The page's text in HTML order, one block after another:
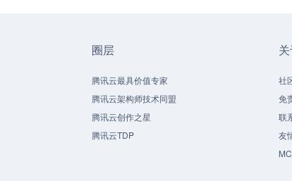
圈层
腾讯云最具价值专家
腾讯云架构师技术同盟
腾讯云创作之星
腾讯云TDP
社
免
联
友